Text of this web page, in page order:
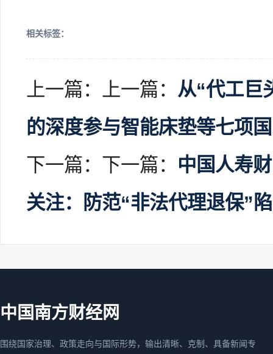
相关标签：
上一篇：上一篇： 从“代工巨
的深度参与智能床垫等七项
下一篇：下一篇： 中国人寿
关注：防范“非法代理退保”
中国南方财经网
围绕国家治理、政策走向与国际形势，输出清晰、克制、具备新闻专